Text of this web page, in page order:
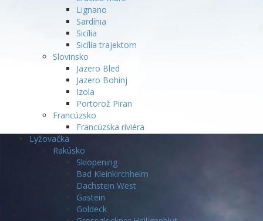
Lignano
Sardínia
Sicília
Sicília trajektom
Slovinsko
Jazero Bled
Jazero Bohinj
Izola
Portorož Piran
Francúzsko
Francúzska riviéra
Lyžovačka
Rakúsko
Skiopening
Bad Kleinkirchheim
Dachstein West
Gastein
Goldeck